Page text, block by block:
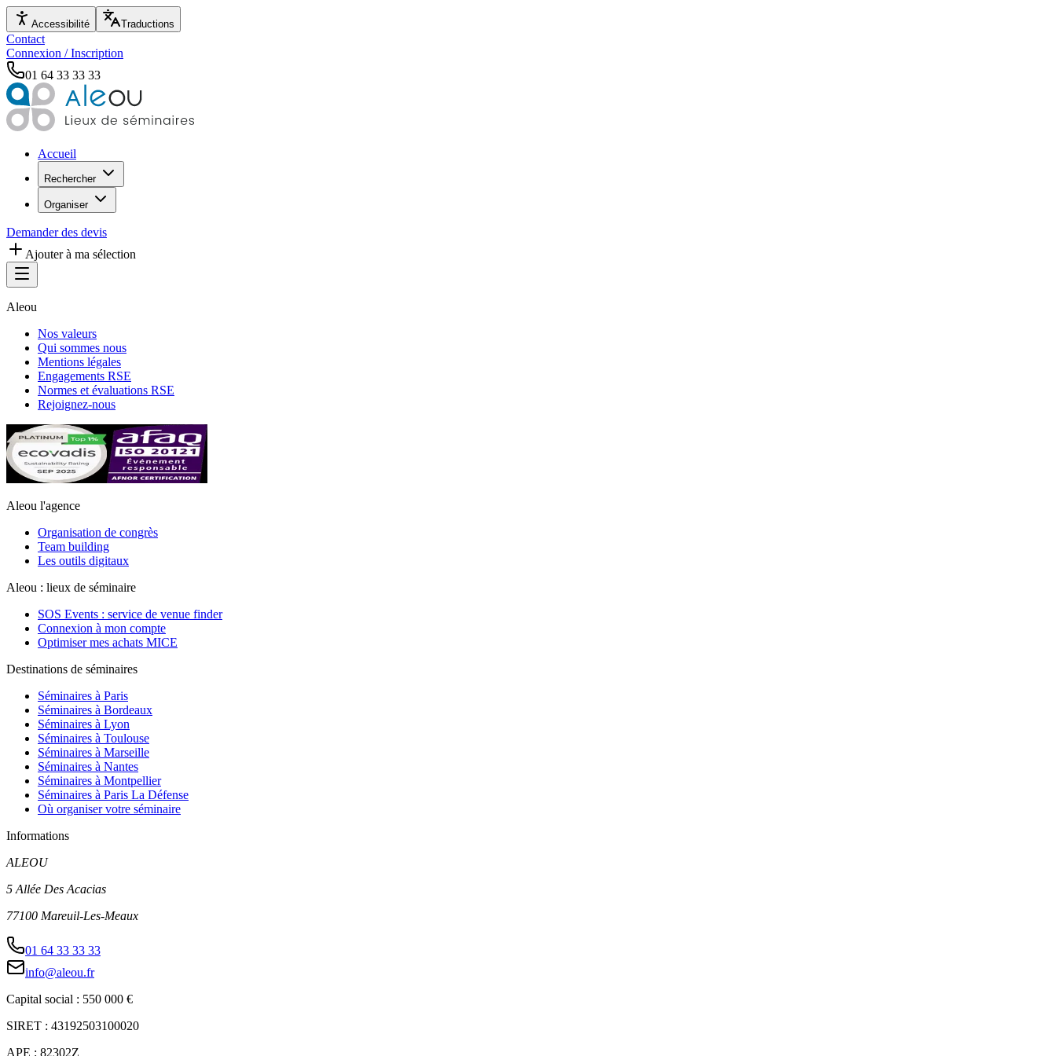
Accessibilité Traductions
Contact
Connexion / Inscription
01 64 33 33 33
Accueil
Rechercher
Organiser
Demander des devis
Ajouter à ma sélection
Aleou
Nos valeurs
Qui sommes nous
Mentions légales
Engagements RSE
Normes et évaluations RSE
Rejoignez-nous
Aleou l'agence
Organisation de congrès
Team building
Les outils digitaux
Aleou : lieux de séminaire
SOS Events : service de venue finder
Connexion à mon compte
Optimiser mes achats MICE
Destinations de séminaires
Séminaires à Paris
Séminaires à Bordeaux
Séminaires à Lyon
Séminaires à Toulouse
Séminaires à Marseille
Séminaires à Nantes
Séminaires à Montpellier
Séminaires à Paris La Défense
Où organiser votre séminaire
Informations
ALEOU
5 Allée Des Acacias
77100 Mareuil-Les-Meaux
01 64 33 33 33
info@aleou.fr
Capital social : 550 000 €
SIRET : 43192503100020
APE : 82302Z